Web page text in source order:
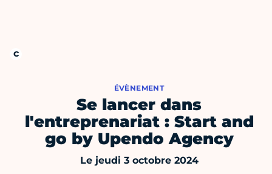
ÉVÈNEMENT
Se lancer dans
l'entreprenariat : Start and
go by Upendo Agency
Le jeudi 3 octobre 2024